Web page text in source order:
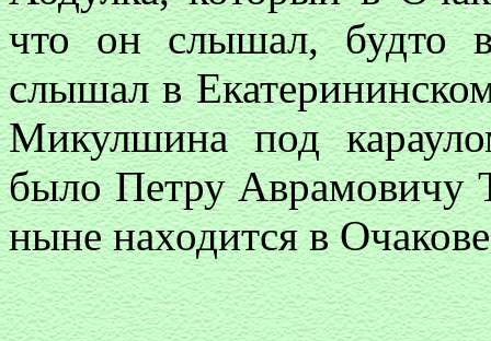
что он слышал, будто
слышал в
Микулшина под
было Петру Аврамовичу
ныне находится в